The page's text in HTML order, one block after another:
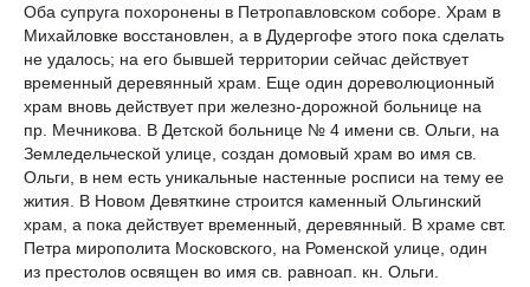
Оба супруга похоронены в Петропавловском соборе. Храм в
Михайловке восстановлен, а в Дудергофе этого пока сделать
не удалось; на его бывшей территории сейчас действует
временный деревянный храм. Еще один дореволюционный
храм вновь действует при железно-дорожной больнице на
пр. Мечникова. В Детской больнице № 4 имени св. Ольги, на
Земледельческой улице, создан домовый храм во имя св.
Ольги, в нем есть уникальные настенные росписи на тему ее
жития. В Новом Девяткине строится каменный Ольгинский
храм, а пока действует временный, деревянный. В храме свт.
Петра мирополита Московского, на Роменской улице, один
из престолов освящен во имя св. равноап. кн. Ольги.